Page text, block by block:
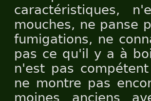
caractéristiques,
mouches, ne panse
fumigations, ne
pas ce qu'il y a à
n'est pas
ne montre pas
moines anciens